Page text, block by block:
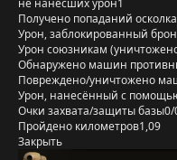
не нанёсших урон1
Получено попаданий
Урон, заблокированный
Урон союзникам
Обнаружено машин
Повреждено/уничтожено
Урон, нанесённый с
Очки захвата/защиты базы0/
Пройдено километров1,09
Закрыть